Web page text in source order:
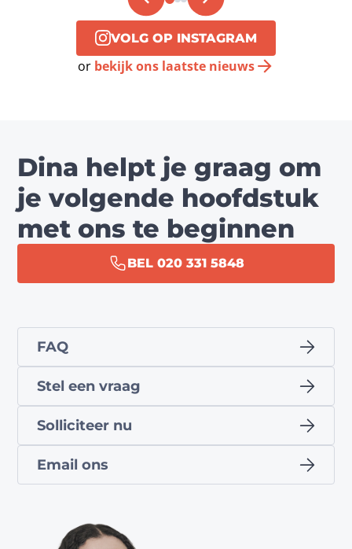
VOLG OP INSTAGRAM
or bekijk ons laatste nieuws
Dina helpt je graag om
je volgende hoofdstuk
met ons te beginnen
BEL 020 331 5848
FAQ
Stel een vraag
Solliciteer nu
Email ons